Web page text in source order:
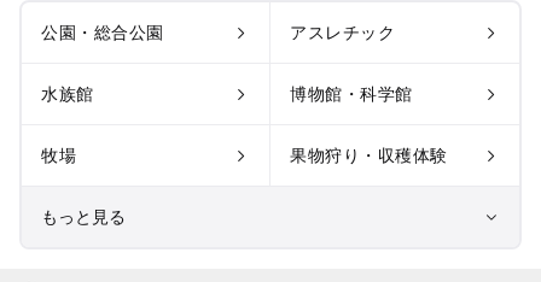
公園・総合公園 アスレチック
水族館 博物館・科学館
牧場 果物狩り・収穫体験
もっと見る